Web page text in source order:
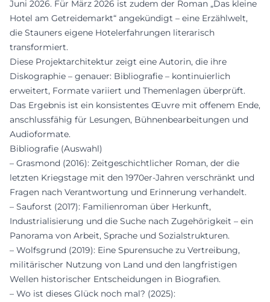
Juni 2026. Für März 2026 ist zudem der Roman „Das kleine
Hotel am Getreidemarkt“ angekündigt – eine Erzählwelt,
die Stauners eigene Hotelerfahrungen literarisch
transformiert.
Diese Projektarchitektur zeigt eine Autorin, die ihre
Diskographie – genauer: Bibliografie – kontinuierlich
erweitert, Formate variiert und Themenlagen überprüft.
Das Ergebnis ist ein konsistentes Œuvre mit offenem Ende,
anschlussfähig für Lesungen, Bühnenbearbeitungen und
Audioformate.
Bibliografie (Auswahl)
– Grasmond (2016): Zeitgeschichtlicher Roman, der die
letzten Kriegstage mit den 1970er-Jahren verschränkt und
Fragen nach Verantwortung und Erinnerung verhandelt.
– Sauforst (2017): Familienroman über Herkunft,
Industrialisierung und die Suche nach Zugehörigkeit – ein
Panorama von Arbeit, Sprache und Sozialstrukturen.
– Wolfsgrund (2019): Eine Spurensuche zu Vertreibung,
militärischer Nutzung von Land und den langfristigen
Wellen historischer Entscheidungen in Biografien.
– Wo ist dieses Glück noch mal? (2025):